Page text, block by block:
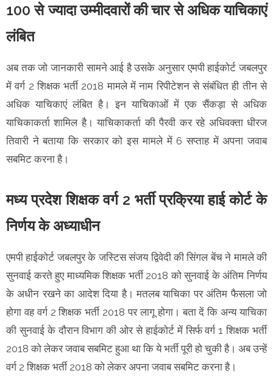
100 से ज्यादा उम्मीदवारों की चार से अधिक याचिकाएं
लंबित
अब तक जो जानकारी सामने आई है उसके अनुसार एमपी हाईकोर्ट जबलपुर
में वर्ग 2 शिक्षक भर्ती 2018 मामले में नाम रिपीटेशन से संबंधित ही तीन से
अधिक याचिकाएं लंबित है। इन याचिकाओं में एक सैंकड़ा से अधिक
याचिकाकर्ता शामिल है। याचिकाकर्ता की पैरवी कर रहे अधिवक्ता धीरज
तिवारी ने बताया कि सरकार को इस मामले में 6 सप्ताह में अपना जवाब
सबमिट करना है।
मध्य प्रदेश शिक्षक वर्ग 2 भर्ती प्रक्रिया हाई कोर्ट के
निर्णय के अध्याधीन
एमपी हाईकोर्ट जबलपुर के जस्टिस संजय द्विवेदी की सिंगल बेंच ने मामले की
सुनवाई करते हुए माध्यमिक शिक्षक भर्ती 2018 को सुनवाई के अंतिम निर्णय
के अधीन रखने का आदेश दिया है। मतलब याचिका पर अंतिम फैसला जो
होगा वह वर्ग 2 शिक्षक भर्ती 2018 पर लागू होगा। बता दें कि अन्य याचिका
की सुनवाई के दौरान विभाग की ओर से हाईकोर्ट में सिर्फ वर्ग 1 शिक्षक भर्ती
2018 को लेकर जवाब सबमिट हुआ था कि ये भर्ती पूरी हो चुकी है। अब उन्हें
वर्ग 2 शिक्षक भर्ती 2018 को लेकर अपना जवाब सबमिट करना है।